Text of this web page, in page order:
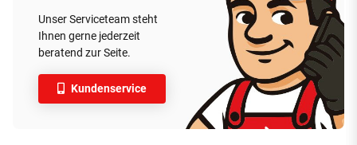
Unser Serviceteam steht
Ihnen gerne jederzeit
beratend zur Seite.
Kundenservice